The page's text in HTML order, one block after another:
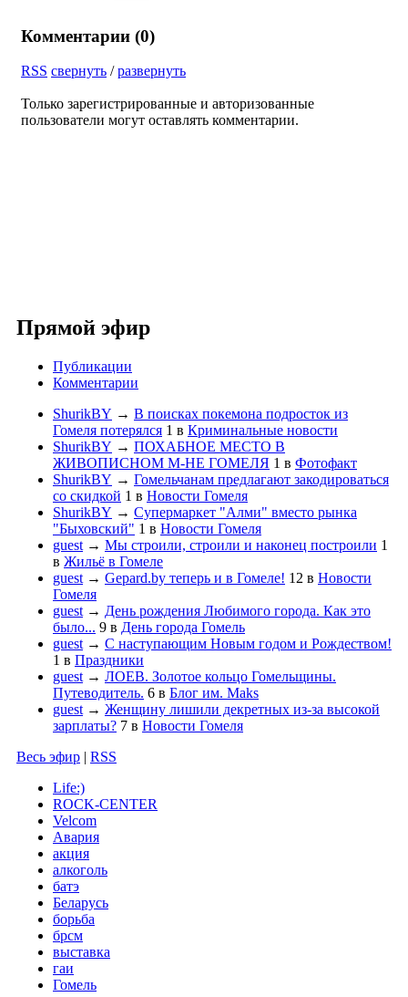
Комментарии (0)
RSS свернуть /развернуть
Только зарегистрированные и авторизованные
пользователи могут оставлять комментарии.
Прямой эфир
Публикации
Комментарии
ShurikBY → В поисках покемона подросток из
Гомеля потерялся 1 в Криминальные новости
ShurikBY → ПОХАБНОЕ МЕСТО В
ЖИВОПИСНОМ М-НЕ ГОМЕЛЯ 1 в Фотофакт
ShurikBY → Гомельчанам предлагают закодироваться
со скидкой 1 в Новости Гомеля
ShurikBY → Супермаркет "Алми" вместо рынка
"Быховский" 1 в Новости Гомеля
guest → Мы строили, строили и наконец построили 1
в Жильё в Гомеле
guest → Gepard.by теперь и в Гомеле! 12 в Новости
Гомеля
guest → День рождения Любимого города. Как это
было... 9 в День города Гомель
guest → С наступающим Новым годом и Рождеством!
1 в Праздники
guest → ЛОЕВ. Золотое кольцо Гомельщины.
Путеводитель. 6 в Блог им. Maks
guest → Женщину лишили декретных из-за высокой
зарплаты? 7 в Новости Гомеля
Весь эфир | RSS
Life:)
ROCK-CENTER
Velcom
Авария
акция
алкоголь
батэ
Беларусь
борьба
брсм
выставка
гаи
Гомель